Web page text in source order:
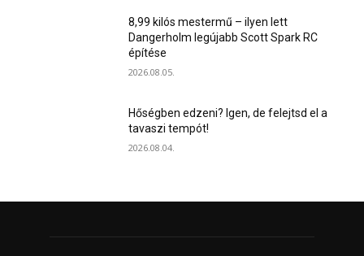
8,99 kilós mestermű – ilyen lett
Dangerholm legújabb Scott Spark RC
építése
2026.08.05.
Hőségben edzeni? Igen, de felejtsd el a
tavaszi tempót!
2026.08.04.